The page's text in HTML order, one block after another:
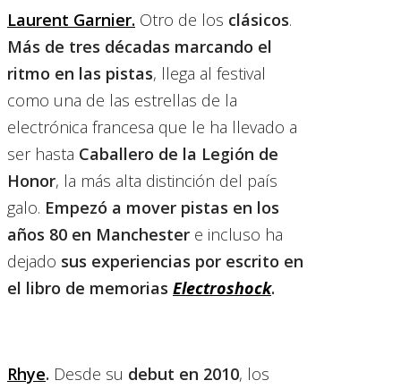
Laurent Garnier. Otro de los clásicos.
Más de tres décadas marcando el
ritmo en las pistas, llega al festival
como una de las estrellas de la
electrónica francesa que le ha llevado a
ser hasta Caballero de la Legión de
Honor, la más alta distinción del país
galo. Empezó a mover pistas en los
años 80 en Manchester e incluso ha
dejado sus experiencias por escrito en
el libro de memorias Electroshock.
Rhye. Desde su debut en 2010, los